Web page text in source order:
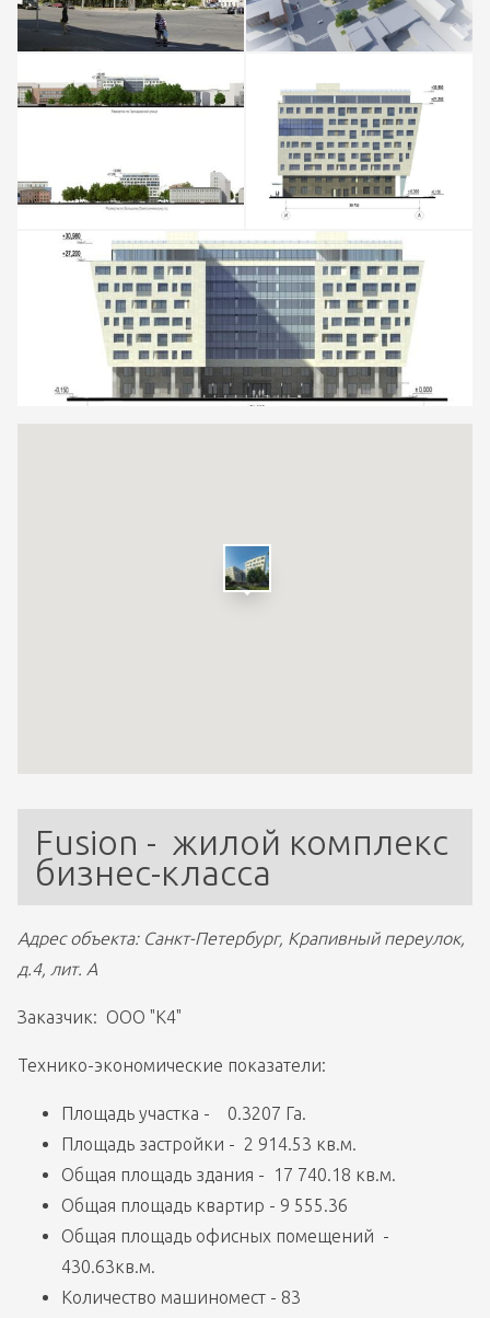
Fusion -  жилой комплекс
бизнес-класса
Адрес объекта: Санкт-Петербург, Крапивный переулок,
д.4, лит. А
Заказчик:  ООО "К4"
Технико-экономические показатели:
Площадь участка -    0.3207 Га.
Площадь застройки -  2 914.53 кв.м.
Общая площадь здания -  17 740.18 кв.м.
Общая площадь квартир - 9 555.36
Общая площадь офисных помещений  -
430.63кв.м.
Количество машиномест - 83